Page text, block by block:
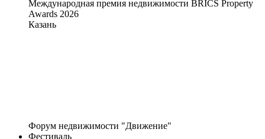
Международная премия недвижимости BRICS Property
Awards 2026
Казань
Форум недвижимости "Движение"
Фестиваль